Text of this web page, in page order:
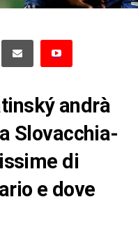
andrà
Slovacchia-
di
e dove